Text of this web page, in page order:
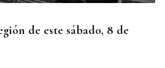
de este sábado, 8 de